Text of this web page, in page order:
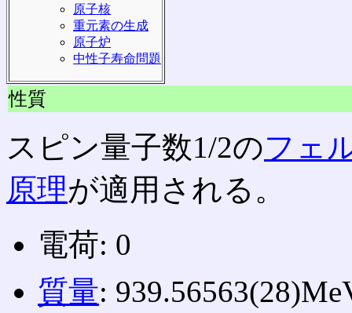
原子核
重元素の生成
原子炉
中性子寿命問題
性質
スピン量子数1/2のフェ
原理が適用される。
電荷: 0
質量: